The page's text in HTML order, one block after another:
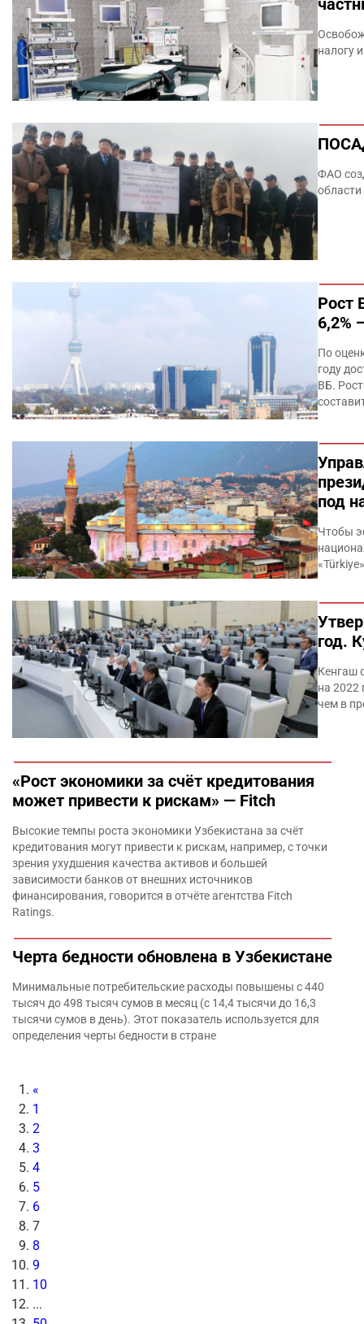
налогу
ФАО
области
Рост
6,2%
По
году
ВБ.
под
Чтобы
год.
Кенгаш
на 2022
чем в
«Рост экономики за счёт кредитования
может привести к рискам» — Fitch
Высокие темпы роста экономики Узбекистана за счёт
кредитования могут привести к рискам, например, с точки
зрения ухудшения качества активов и большей
зависимости банков от внешних источников
финансирования, говорится в отчёте агентства Fitch
Ratings.
Черта бедности обновлена в Узбекистане
Минимальные потребительские расходы повышены с 440
тысяч до 498 тысяч сумов в месяц (с 14,4 тысячи до 16,3
тысячи сумов в день). Этот показатель используется для
определения черты бедности в стране
«
1
2
3
4
5
6
7
8
9
10
...